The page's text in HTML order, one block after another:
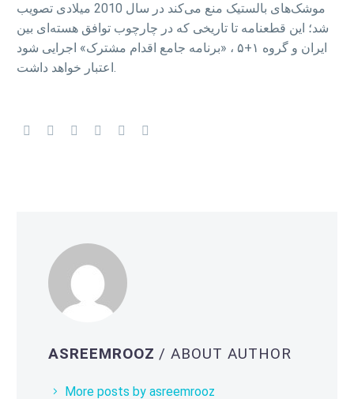
موشک‌های بالستیک منع می‌کند در سال 2010 میلادی تصویب
شد؛ این قطعنامه تا تاریخی که در چارچوب توافق هسته‌ای بین
ایران و گروه ۱+۵ ، «برنامه جامع اقدام مشترک» اجرایی شود
اعتبار خواهد داشت.
ASREEMROOZ / ABOUT AUTHOR
More posts by asreemrooz